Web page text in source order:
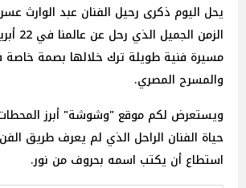
يحل اليوم ذكرى رحيل الفنان عبد الوارث
مسيرة فنية طويلة ترك خلالها بصمة خاصة
والمسرح المصري.
ويستعرض لكم موقع "وشوشة" أبرز
حياة الفنان الراحل الذي لم يعرف طريق
استطاع أن يكتب اسمه بحروف من نور.